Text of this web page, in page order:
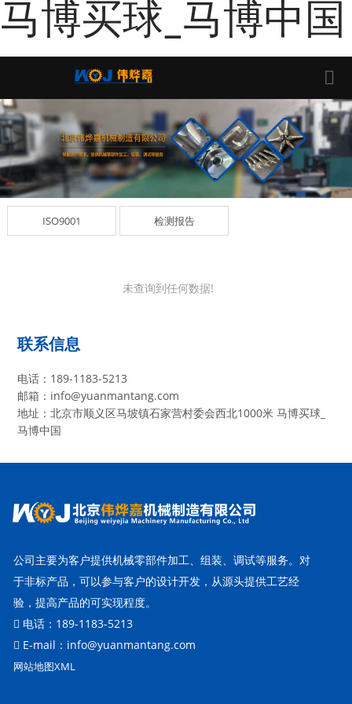
马博买球_马博中国
ISO9001 检测报告
未查询到任何数据!
联系信息
电话：189-1183-5213
邮箱：info@yuanmantang.com
地址：北京市顺义区马坡镇石家营村委会西北1000米 马博买球_
马博中国
公司主要为客户提供机械零部件加工、组装、调试等服务。对
于非标产品，可以参与客户的设计开发，从源头提供工艺经
验，提高产品的可实现程度。
电话：189-1183-5213
E-mail：info@yuanmantang.com
网站地图XML